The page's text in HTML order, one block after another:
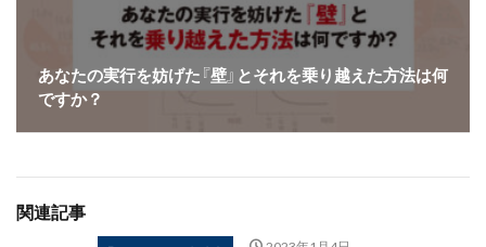
あなたの実行を妨げた『壁』とそれを乗り越えた方法は何
ですか？
関連記事